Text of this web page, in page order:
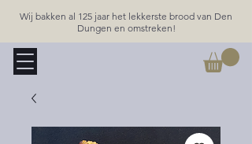
Wij bakken al 125 jaar het lekkerste brood van Den
Dungen en omstreken!